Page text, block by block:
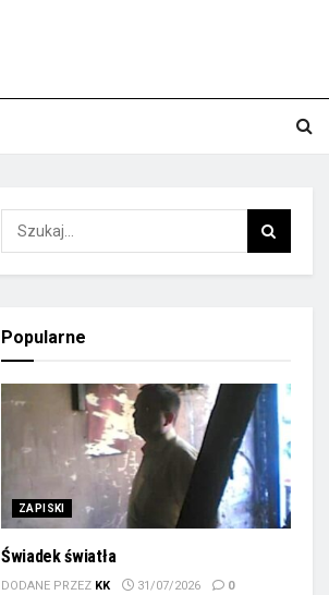
Popularne
ZAPISKI
Świadek światła
DODANE PRZEZ KK 31/07/2026 0